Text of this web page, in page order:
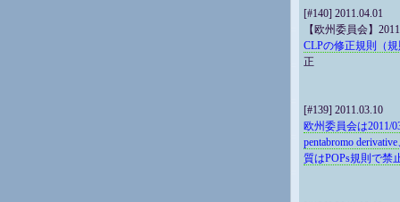
[#140] 2011.04.01
【欧州委員会】
CLPの修正規則（規
正
[#139] 2011.03.10
欧州委員会は2011/
pentabromo
質はPOPs規則で禁